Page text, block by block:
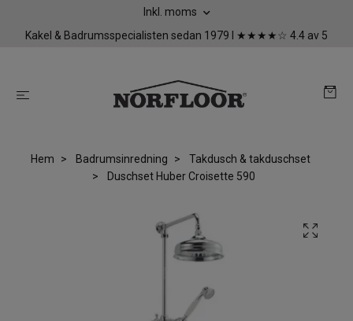
Inkl. moms
Kakel & Badrumsspecialisten sedan 1979 I ★★★★☆ 4.4 av 5
Hem Badrumsinredning
Takdusch & takduschset
Duschset Huber Croisette 590